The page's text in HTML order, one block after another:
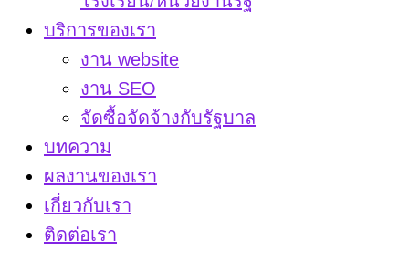
บริการของเรา
งาน website
งาน SEO
จัดซื้อจัดจ้างกับรัฐบาล
บทความ
ผลงานของเรา
เกี่ยวกับเรา
ติดต่อเรา